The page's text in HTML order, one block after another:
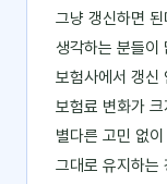
그냥 갱신하면 된
생각하는 분들이
보험사에서 갱신
보험료 변화가
별다른 고민 없이
그대로 유지하는